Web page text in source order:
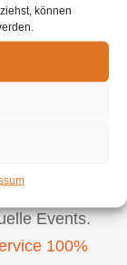
können
als Ihr
über
Events.
100%